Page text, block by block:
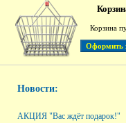
Корзина
Новости:
АКЦИЯ "Вас ждёт подарок!"